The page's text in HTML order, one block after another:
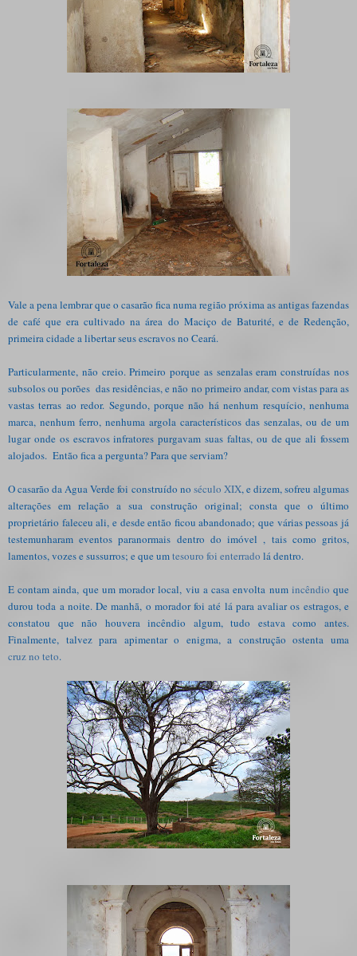
Vale a pena lembrar que o casarão fica numa região próxima as antigas fazendas
de café que era cultivado na área do Maciço de Baturité, e de Redenção,
primeira cidade a libertar seus escravos no Ceará.
Particularmente, não creio. Primeiro porque as senzalas eram construídas nos
subsolos ou porões das residências, e não no primeiro andar, com vistas para as
vastas terras ao redor. Segundo, porque não há nenhum resquício, nenhuma
marca, nenhum ferro, nenhuma argola característicos das senzalas, ou de um
lugar onde os escravos infratores purgavam suas faltas, ou de que ali fossem
alojados. Então fica a pergunta? Para que serviam?
O casarão da Agua Verde foi construído no século XIX, e dizem, sofreu algumas
alterações em relação a sua construção original; consta que o último
proprietário faleceu ali, e desde então ficou abandonado; que várias pessoas já
testemunharam eventos paranormais dentro do imóvel , tais como gritos,
lamentos, vozes e sussurros; e que umtesouro foi enterrado lá dentro.
E contam ainda, que um morador local, viu a casa envolta num incêndio que
durou toda a noite. De manhã, o moradorfoi até lá para avaliar os estragos, e
constatou que não houvera incêndio algum, tudo estava como antes.
Finalmente, talvez para apimentar o enigma, a construção ostenta uma
cruz no teto.